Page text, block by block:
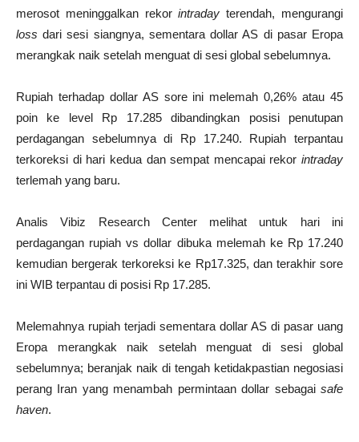
merosot meninggalkan rekorintraday terendah, mengurangi
lossdari sesi siangnya, sementara dollar AS di pasar Eropa
merangkak naik setelah menguat di sesi global sebelumnya.
Rupiah terhadap dollar AS sore ini melemah 0,26% atau 45
poin ke level Rp 17.285 dibandingkan posisi penutupan
perdagangan sebelumnya di Rp 17.240. Rupiah terpantau
terkoreksi di hari kedua dan sempat mencapai rekor intraday
terlemah yang baru.
Analis Vibiz Research Center melihat untuk hari ini
perdagangan rupiah vs dollar dibuka melemah ke Rp 17.240
kemudian bergerak terkoreksi ke Rp17.325, dan terakhir sore
ini WIB terpantau di posisi Rp 17.285.
Melemahnya rupiah terjadi sementara dollar AS di pasar uang
Eropa merangkak naik setelah menguat di sesi global
sebelumnya; beranjak naik di tengah ketidakpastian negosiasi
perang Iran yang menambah permintaan dollar sebagai safe
haven.